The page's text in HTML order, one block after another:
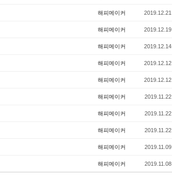
해피메이커 2019.12.21
해피메이커 2019.12.19
해피메이커 2019.12.14
해피메이커 2019.12.12
해피메이커 2019.12.12
해피메이커 2019.11.22
해피메이커 2019.11.22
해피메이커 2019.11.22
해피메이커 2019.11.09
해피메이커 2019.11.08